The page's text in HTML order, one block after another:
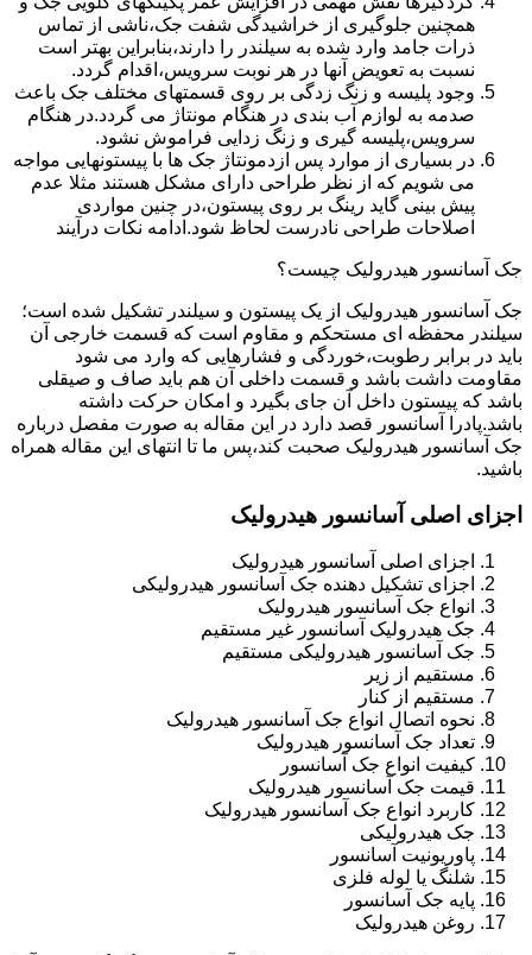
همچنین جلوگیری از خراشیدگی شفت جک،ناشی از تماس
ذرات جامد وارد شده به سیلندر را دارند،بنابراین بهتر است
نسبت به تعویض آنها در هر نوبت سرویس،اقدام گردد.
وجود پلیسه و زنگ زدگی بر روی قسمتهای مختلف جک باعث
صدمه به لوازم آب بندی در هنگام مونتاژ می گردد.در هنگام
سرویس،پلیسه گیری و زنگ زدایی فراموش نشود.
در بسیاری از موارد پس ازدمونتاژ جک ها با پیستونهایی مواجه
می شویم که از نظر طراحی دارای مشکل هستند مثلا عدم
پیش بینی گاید رینگ بر روی پیستون،در چنین مواردی
اصلاحات طراحی نادرست لحاظ شود.ادامه نکات درآیند
جک آسانسور هیدرولیک چیست؟
جک آسانسور هیدرولیک از یک پیستون و سیلندر تشکیل شده است؛
سیلندر محفظه ای مستحکم و مقاوم است که قسمت خارجی آن
باید در برابر رطوبت،خوردگی و فشارهایی که وارد می شود
مقاومت داشت باشد و قسمت داخلی آن هم باید صاف و صیقلی
باشد که پیستون داخل آن جای بگیرد و امکان حرکت داشته
باشد.پادرا آسانسور قصد دارد در این مقاله به صورت مفصل درباره
جک آسانسور هیدرولیک صحبت کند،پس ما تا انتهای این مقاله همراه
باشید.
اجزای اصلی آسانسور هیدرولیک
اجزای اصلی آسانسور هیدرولیک
اجزای تشکیل دهنده جک آسانسور هیدرولیکی
انواع جک آسانسور هیدرولیک
جک هیدرولیک آسانسور غیر مستقیم
جک آسانسور هیدرولیکی مستقیم
مستقیم از زیر
مستقیم از کنار
نحوه اتصال انواع جک آسانسور هیدرولیک
تعداد جک آسانسور هیدرولیک
کیفیت انواع جک آسانسور
قیمت جک آسانسور هیدرولیک
کاربرد انواع جک آسانسور هیدرولیک
جک هیدرولیکی
پاوریونیت آسانسور
شلنگ یا لوله فلزی
پایه جک آسانسور
روغن هیدرولیک